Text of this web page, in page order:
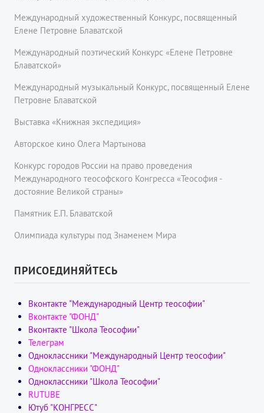
Международный художественный Конкурс, посвященный
Елене Петровне Блаватской
Международный поэтический Конкурс «Елене Петровне
Блаватской»
Международный музыкальный Конкурс, посвященный Елене
Петровне Блаватской
Выставка «Книжная экспедиция»
Авторское кино Олега Мартынова
Конкурс городов России на право проведения
Международного теософского Конгресса «Теософия -
достояние Великой страны»
Памятник Е.П. Блаватской
Олимпиада культуры под Знаменем Мира
ПРИСОЕДИНЯЙТЕСЬ
Вконтакте "Международный Центр теософии"
Вконтакте "ФОНД"
Вконтакте "Школа Теософии"
Телеграм
Одноклассники "Международный Центр теософии"
Одноклассники "ФОНД"
Одноклассники "Школа Теософии"
RUTUBE
Ютуб "КОНГРЕСС"